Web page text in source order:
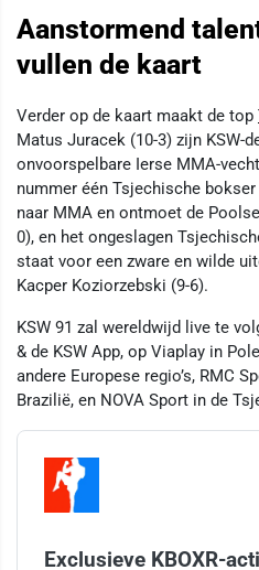
Aanstormend
vullen de kaart
Verder op de kaart maakt de top
Matus Juracek (10-3) zijn KSW-
onvoorspelbare Ierse MMA-
nummer één Tsjechische
naar MMA en ontmoet de
0), en het ongeslagen
staat voor een zware en wilde
Kacper Koziorzebski (9-6).
KSW 91 zal wereldwijd live te
& de KSW App, op Viaplay in
andere Europese regio’s, RMC
Brazilië, en NOVA Sport in de
Exclusieve KBOXR-